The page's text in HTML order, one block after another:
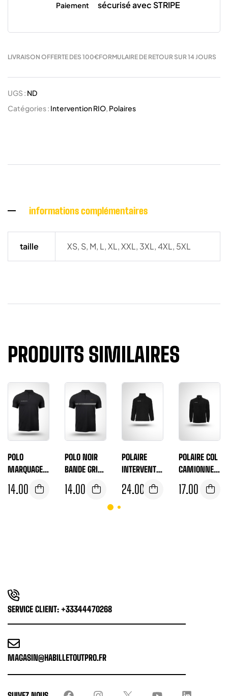
Paiement sécurisé avec STRIPE
LIVRAISON OFFERTE DES 100€FORMULAIRE DE RETOUR SUR 14 JOURS
UGS : ND
Catégories : Intervention RIO Polaires
informations complémentaires
taille XS, S, M, L, XL, XXL, 3XL, 4XL, 5XL
PRODUITS SIMILAIRES
POLO
MARQUAGE
SÉCURITÉ
PRIVÉE
14.00 €
POLO NOIR
BANDE GRISE
SÉCURITÉ
NOUVELLE
14.00 €
POLAIRE
INTERVENTIO
N SÉCURITÉ
BRODÉ DOS
24.00 €
POLAIRE COL
CAMIONNEU
R SECURITE
17.00 €
SERVICE CLIENT: +33344470268
MAGASIN@HABILLETOUTPRO.FR